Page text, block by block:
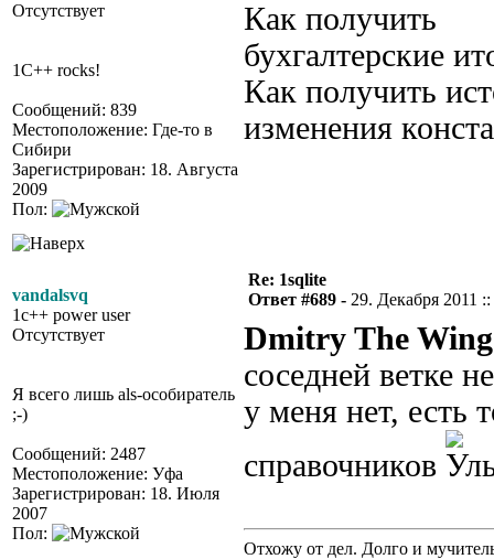
Отсутствует
1C++ rocks!
Сообщений: 839
Местоположение: Где-то в
Сибири
Зарегистрирован: 18. Августа
2009
Пол:
Как получить
бухгалтерские
Как получить
изменения
vandalsvq
1c++ power user
Отсутствует
Я всего лишь als-особиратель
;-)
Сообщений: 2487
Местоположение: Уфа
Зарегистрирован: 18. Июля
2007
Пол:
Re: 1sqlite
Ответ #689 - 29. Декабря 2011
Dmitry The Wing
соседней ветке
у меня нет, есть
справочников
Отхожу от дел. Долго и